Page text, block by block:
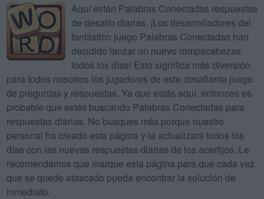
Aquí están Palabras Conectadas respuestas
de desafío diarias. ¡Los desarrolladores del
fantástico juego Palabras Conectadas han
decidido lanzar un nuevo rompecabezas
todos los días! Esto significa más diversión
para todos nosotros los jugadores de este desafiante juego
de preguntas y respuestas. Ya que estás aquí, entonces es
probable que estés buscando Palabras Conectadas para
respuestas diarias. No busques más porque nuestro
personal ha creado esta página y la actualizará todos los
días con las nuevas respuestas diarias de los acertijos. Le
recomendamos que marque esta página para que cada vez
que se quede atascado pueda encontrar la solución de
inmediato.